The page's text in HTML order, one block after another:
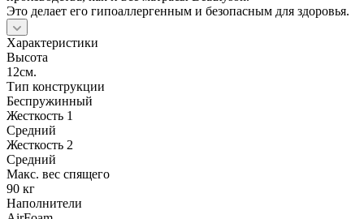
Это делает его гипоаллергенным и безопасным для здоровья.
Характеристики
Высота
12см.
Тип конструкции
Беспружинный
Жесткость 1
Средний
Жесткость 2
Средний
Макс. вес спящего
90 кг
Наполнители